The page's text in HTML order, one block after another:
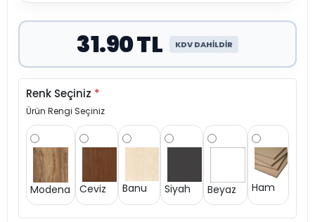
31.90 TL KDV DAHİLDİR
Renk Seçiniz *
Ürün Rengi Seçiniz
Modena Ceviz Banu Siyah Beyaz Ham